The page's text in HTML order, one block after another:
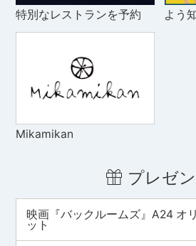
特別なレストランを予約 よう
Mikamikan
プレゼ
映画『バックルームズ』A24 オ
ット